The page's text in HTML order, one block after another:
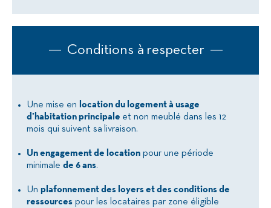
Conditions à respecter
Une mise en
location du logement à usage
d’habitation principale et non meublé dans les 12
mois qui suivent sa livraison.
Un engagement de location pour une période
minimale de 6 ans.
Un plafonnement des loyers et des conditions de
ressources pour les locataires par zone éligible